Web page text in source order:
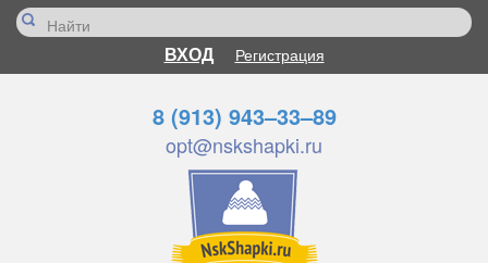
ВХОД Регистрация
8 (913) 943–33–89
opt@nskshapki.ru